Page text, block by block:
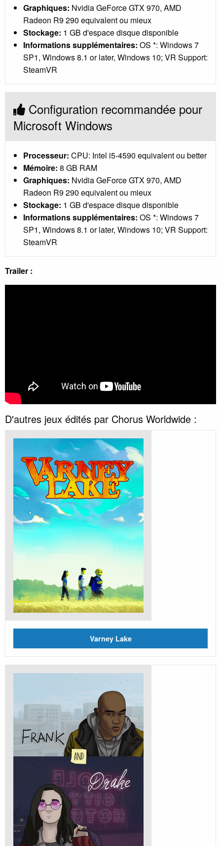
Graphiques: Nvidia GeForce GTX 970, AMD
Radeon R9 290 equivalent ou mieux
Stockage: 1 GB d'espace disque disponible
Informations supplémentaires: OS *: Windows 7
SP1, Windows 8.1 or later, Windows 10; VR Support:
SteamVR
Configuration recommandée pour
Microsoft Windows
Processeur: CPU: Intel i5-4590 equivalent ou better
Mémoire: 8 GB RAM
Graphiques: Nvidia GeForce GTX 970, AMD
Radeon R9 290 equivalent ou mieux
Stockage: 1 GB d'espace disque disponible
Informations supplémentaires: OS *: Windows 7
SP1, Windows 8.1 or later, Windows 10; VR Support:
SteamVR
Trailer :
D'autres jeux édités par Chorus Worldwide :
Varney Lake